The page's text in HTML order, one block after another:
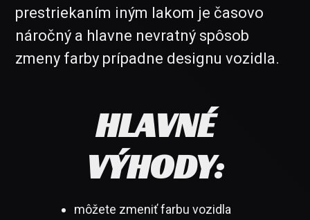
prestriekaním iným lakom je časovo
náročný a hlavne nevratný spôsob
zmeny farby prípadne designu vozidla.
HLAVNÉ
VÝHODY:
môžete zmeniť farbu vozidla